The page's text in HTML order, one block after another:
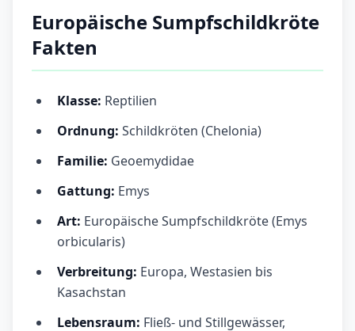
Europäische Sumpfschildkröte
Fakten
Klasse: Reptilien
Ordnung: Schildkröten (Chelonia)
Familie: Geoemydidae
Gattung: Emys
Art: Europäische Sumpfschildkröte (Emys
orbicularis)
Verbreitung: Europa, Westasien bis
Kasachstan
Lebensraum: Fließ- und Stillgewässer,